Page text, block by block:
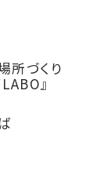
所づくり
』